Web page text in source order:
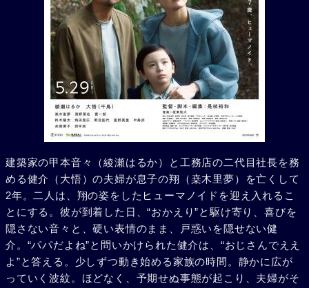
建築家の甲本音々（綾瀬はるか）と工務店の二代目社長を務
める健介（大悟）の夫婦が息子の翔（桒木里夢）を亡くして
2年。二人は、翔の姿をしたヒューマノイドを迎え入れるこ
とにする。彼が到着した日、“おかえり”と駆け寄り、喜びを
隠さない音々と、硬い表情のまま、戸惑いを隠せない健
介。“パパだよね”と問いかけられた健介は、“おじさんでええ
よ”と答える。少しずつ動き始める家族の時間。静かに広が
っていく波紋。ほどなく、予期せぬ事態が起こり、夫婦がそ